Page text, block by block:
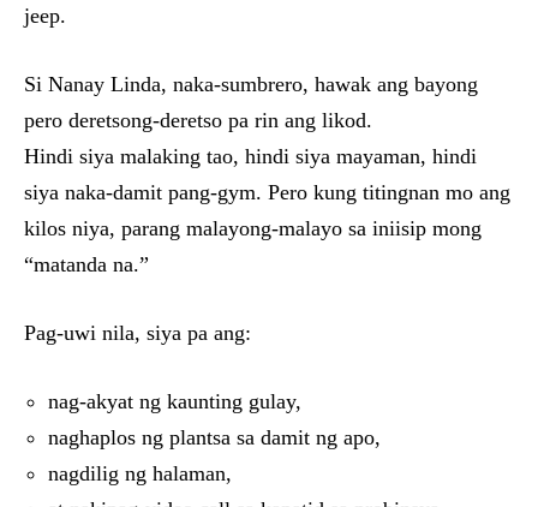
jeep.
Si Nanay Linda, naka-sumbrero, hawak ang bayong
pero deretsong-deretso pa rin ang likod.
Hindi siya malaking tao, hindi siya mayaman, hindi
siya naka-damit pang-gym. Pero kung titingnan mo ang
kilos niya, parang malayong-malayo sa iniisip mong
“matanda na.”
Pag-uwi nila, siya pa ang:
nag-akyat ng kaunting gulay,
naghaplos ng plantsa sa damit ng apo,
nagdilig ng halaman,